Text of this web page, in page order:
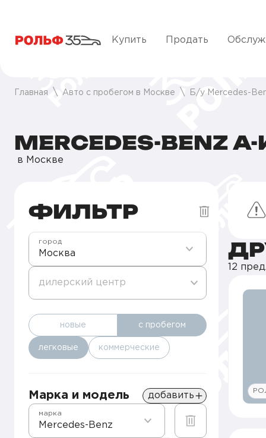
Купить Продать
Главная Авто с пробегом в Москве Б/у Mercedes-
MERCEDES-BENZ
в Москве
ФИЛЬТР
Москва
город
дилерский центр
новые с пробегом
легковые коммерческие
Марка и модель добавить
Mercedes-Benz
марка
12